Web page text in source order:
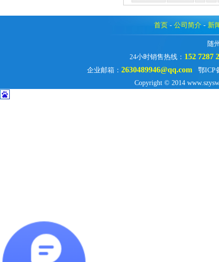
首页- 公司简介-新
随
24小时销售热线： 152 7287
企业邮箱： 2630489946@qq.com 鄂ICP
Copyright © 2014